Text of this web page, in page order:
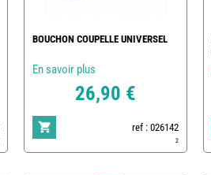
BOUCHON COUPELLE UNIVERSEL
En savoir plus
26,90 €
ref : 026142
2